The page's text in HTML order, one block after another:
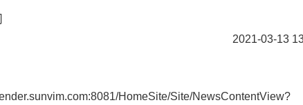
03-13
HomeSite/Site/NewsContentView?